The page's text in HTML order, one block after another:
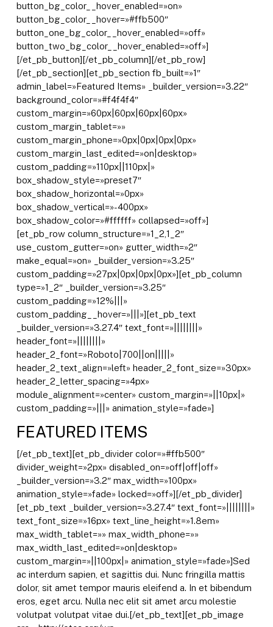
button_bg_color__hover_enabled=»on»
button_bg_color__hover=»#ffb500″
button_one_bg_color__hover_enabled=»off»
button_two_bg_color__hover_enabled=»off»]
[/et_pb_button][/et_pb_column][/et_pb_row]
[/et_pb_section][et_pb_section fb_built=»1″
admin_label=»Featured Items» _builder_version=»3.22″
background_color=»#f4f4f4″
custom_margin=»60px|60px|60px|60px»
custom_margin_tablet=»»
custom_margin_phone=»0px|0px|0px|0px»
custom_margin_last_edited=»on|desktop»
custom_padding=»110px||110px|»
box_shadow_style=»preset7″
box_shadow_horizontal=»0px»
box_shadow_vertical=»-400px»
box_shadow_color=»#ffffff» collapsed=»off»]
[et_pb_row column_structure=»1_2,1_2″
use_custom_gutter=»on» gutter_width=»2″
make_equal=»on» _builder_version=»3.25″
custom_padding=»27px|0px|0px|0px»][et_pb_column
type=»1_2″ _builder_version=»3.25″
custom_padding=»12%|||»
custom_padding__hover=»|||»][et_pb_text
_builder_version=»3.27.4″ text_font=»||||||||»
header_font=»||||||||»
header_2_font=»Roboto|700||on|||||»
header_2_text_align=»left» header_2_font_size=»30px»
header_2_letter_spacing=»4px»
module_alignment=»center» custom_margin=»||10px|»
custom_padding=»|||» animation_style=»fade»]
FEATURED ITEMS
[/et_pb_text][et_pb_divider color=»#ffb500″
divider_weight=»2px» disabled_on=»off|off|off»
_builder_version=»3.2″ max_width=»100px»
animation_style=»fade» locked=»off»][/et_pb_divider]
[et_pb_text _builder_version=»3.27.4″ text_font=»||||||||»
text_font_size=»16px» text_line_height=»1.8em»
max_width_tablet=»» max_width_phone=»»
max_width_last_edited=»on|desktop»
custom_margin=»||100px|» animation_style=»fade»]Sed
ac interdum sapien, et sagittis dui. Nunc fringilla mattis
dolor, sit amet tempor mauris eleifend a. In et bibendum
eros, eget arcu. Nulla nec elit sit amet arcu molestie
volutpat volutpat vitae dui.[/et_pb_text][et_pb_image